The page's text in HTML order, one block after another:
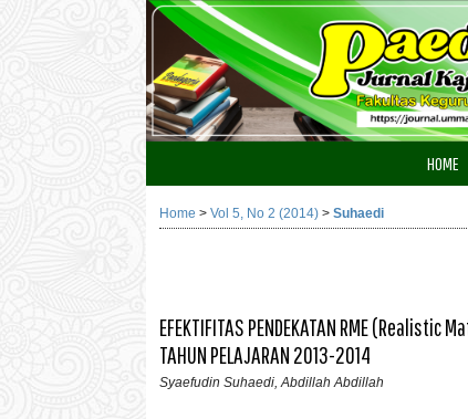
HOME
Home > Vol 5, No 2 (2014) > Suhaedi
EFEKTIFITAS PENDEKATAN RME (Realistic
TAHUN PELAJARAN 2013-2014
Syaefudin Suhaedi, Abdillah Abdillah